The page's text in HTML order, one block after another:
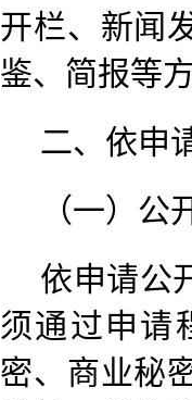
开栏、新闻
鉴、简报等
二、依申
（一）公
依申请公
须通过申请
密、商业秘